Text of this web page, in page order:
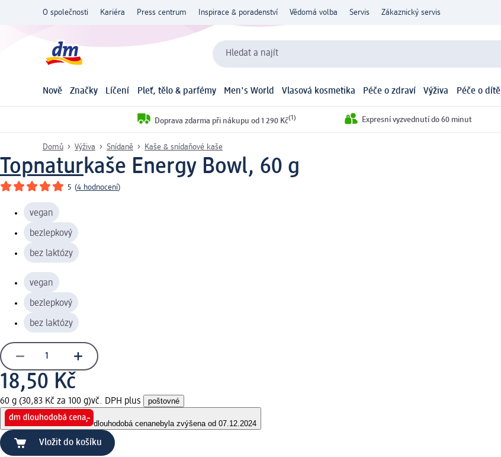
O společnosti Kariéra Press centrum Inspirace & poradenství Vědomá volba Servis Zákaznický servis
Hledat a najít
Nově Značky Líčení Pleť, tělo & parfémy Men's World Vlasová kosmetika Péče o zdraví Výživa Péče o dítě
Doprava zdarma při nákupu od 1 290 Kč(1) Expresní vyzvednutí do 60 minut
Domů Výživa Snídaně Kaše & snídaňové kaše
Topnaturkaše Energy Bowl, 60 g
5 (4 hodnocení)
vegan
bezlepkový
bez laktózy
vegan
bezlepkový
bez laktózy
18,50 Kč
60 g (30,83 Kč za 100 g)vč. DPH plus poštovné
dlouhodobá cenanebyla zvýšena od 07.12.2024
Vložit do košíku